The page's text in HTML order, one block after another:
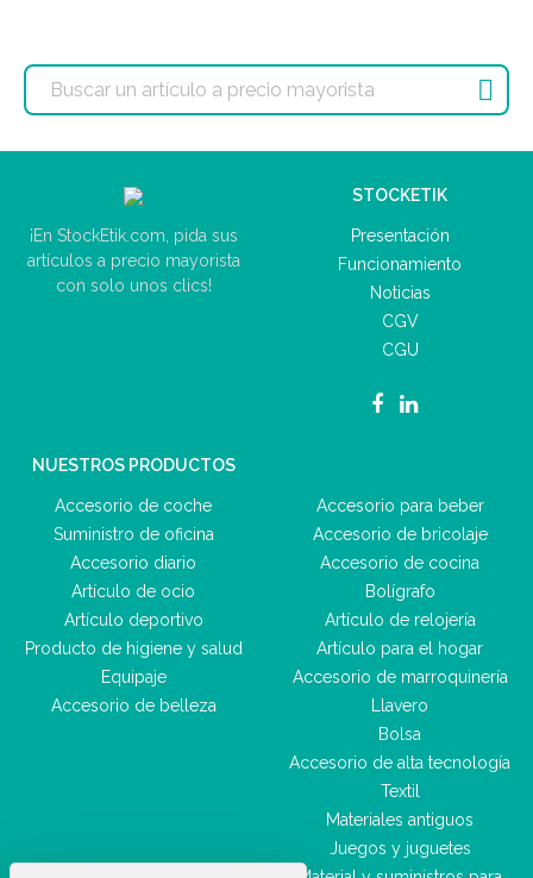

¡En StockEtik.com, pida sus
artículos a precio mayorista
con solo unos clics!
STOCKETIK
Presentación
Funcionamiento
Noticias
CGV
CGU
NUESTROS PRODUCTOS
Accesorio de coche
Suministro de oficina
Accesorio diario
Artículo de ocio
Artículo deportivo
Producto de higiene y salud
Equipaje
Accesorio de belleza
Accesorio para beber
Accesorio de bricolaje
Accesorio de cocina
Bolígrafo
Artículo de relojería
Artículo para el hogar
Accesorio de marroquinería
Llavero
Bolsa
Accesorio de alta tecnología
Textil
Materiales antiguos
Juegos y juguetes